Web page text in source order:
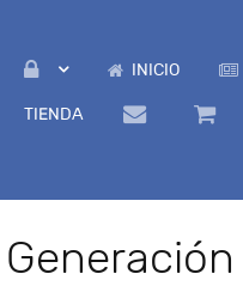
INICIO
TIENDA